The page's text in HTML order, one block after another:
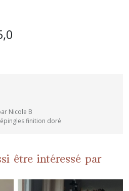
Nicole B
finition doré
être intéressé par